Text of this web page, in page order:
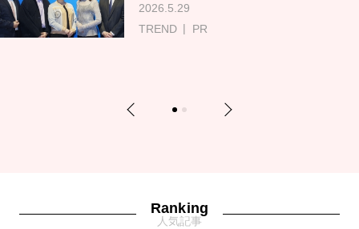
2026.5.29
TREND
PR
Previous 1 2 Next
Ranking
人気記事